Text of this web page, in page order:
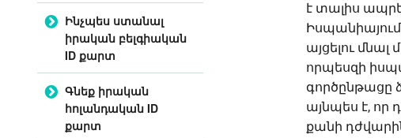
է տալիս
այցելու մնալ
որպեսզի
գործընթացը
այնպես է, որ
քանի
Ինչպես ստանալ
իրական բելգիական
ID քարտ
Գնեք իրական
հոլանդական ID
քարտ